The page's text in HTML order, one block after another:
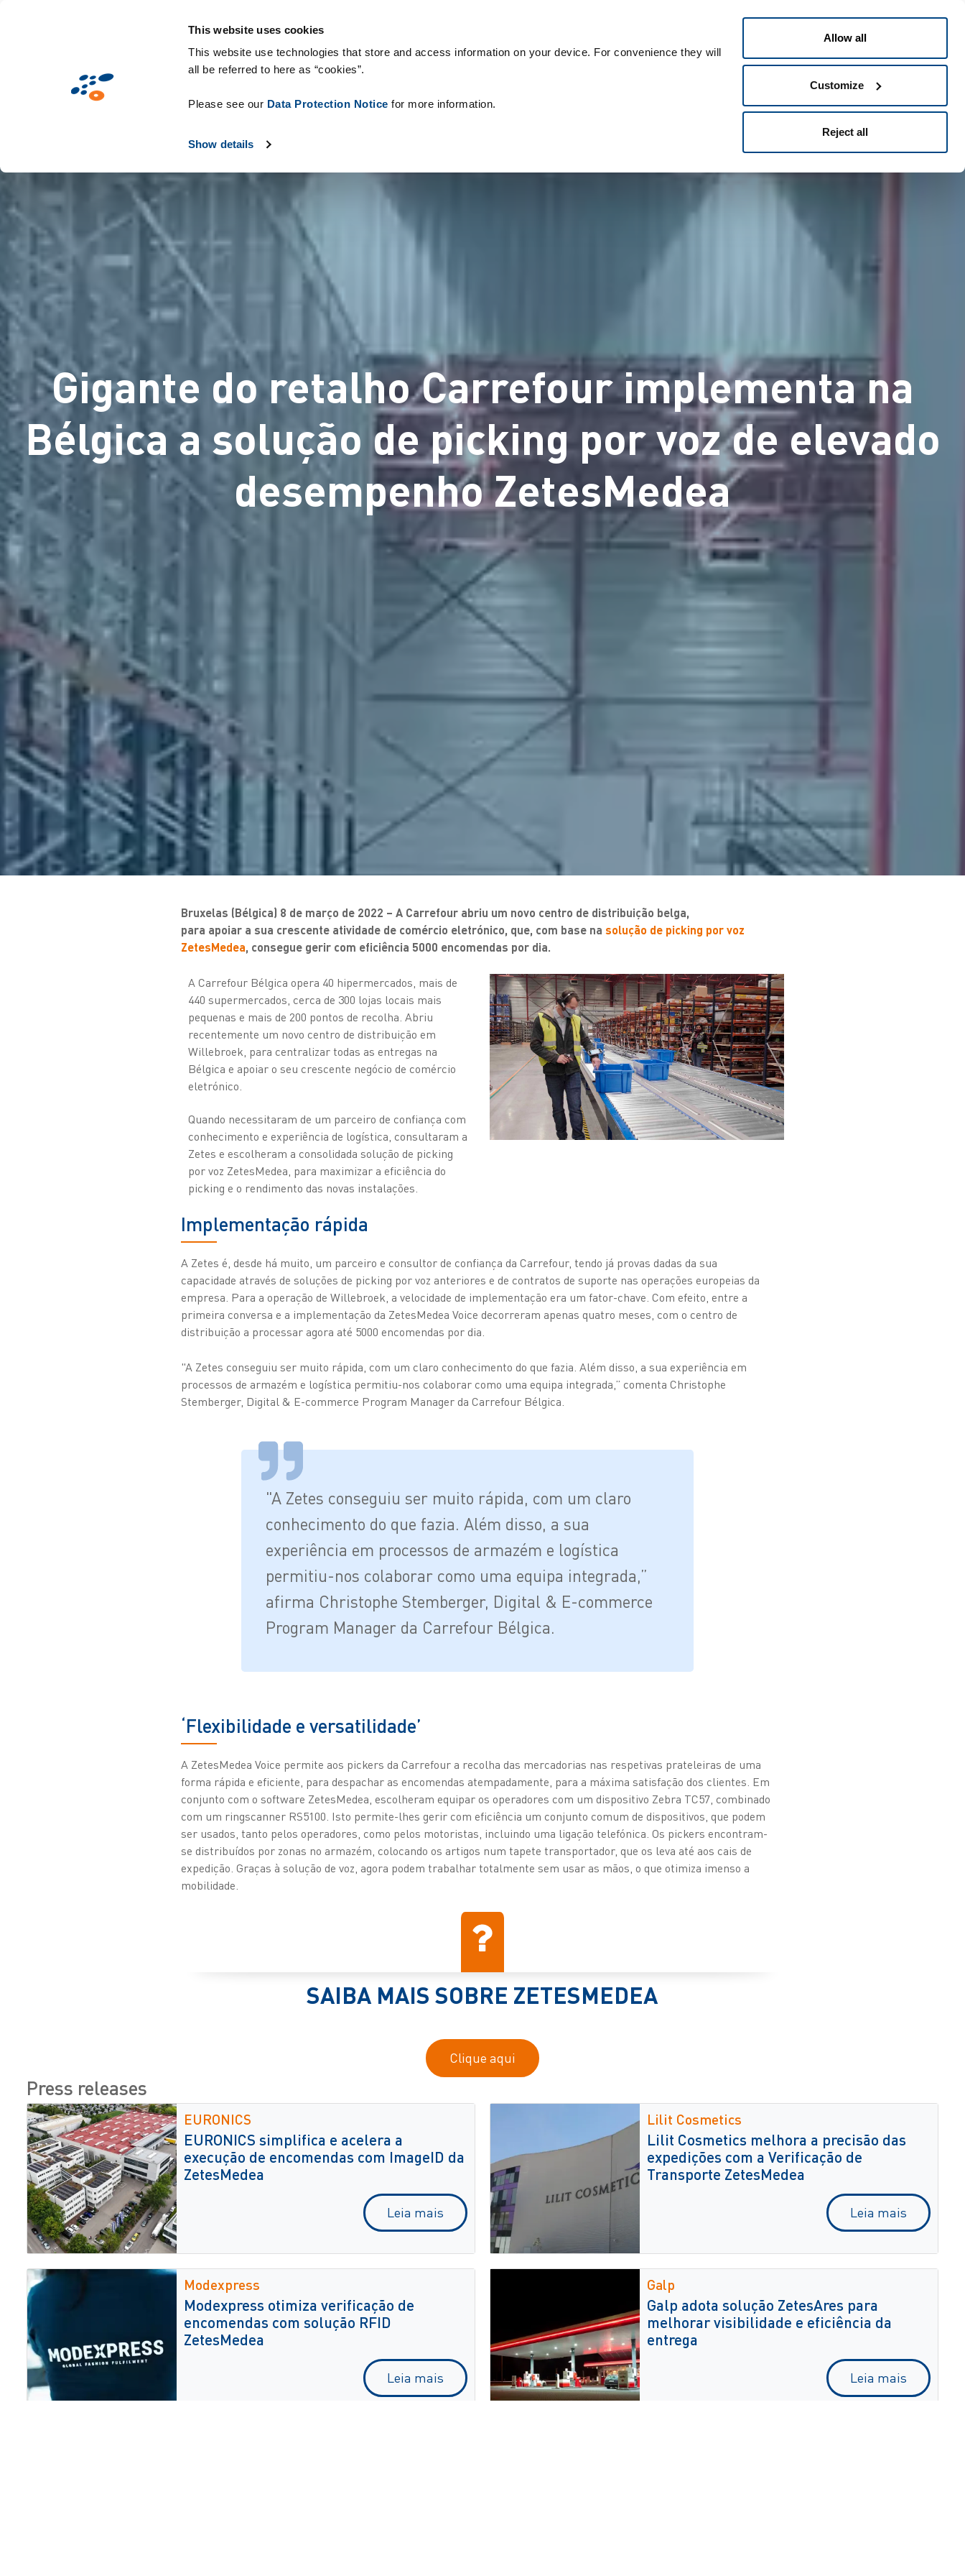
This website uses cookies
This website use technologies that store and access information on your device. For convenience they will
all be referred to here as “cookies”.
Please see our Data Protection Notice for more information.
Show details
Allow all
Customize
Reject all
Mercados Tecnologias e consumíveis
Gigante do retalho Carrefour implementa na
Bélgica a solução de picking por voz de elevado
desempenho ZetesMedea
Bruxelas (Bélgica) 8 de março de 2022 – A Carrefour abriu um novo centro de distribuição belga,
para apoiar a sua crescente atividade de comércio eletrónico, que, com base na solução de picking por voz
ZetesMedea, consegue gerir com eficiência 5000 encomendas por dia.
A Carrefour Bélgica opera 40 hipermercados, mais de
440 supermercados, cerca de 300 lojas locais mais
pequenas e mais de 200 pontos de recolha. Abriu
recentemente um novo centro de distribuição em
Willebroek, para centralizar todas as entregas na
Bélgica e apoiar o seu crescente negócio de comércio
eletrónico.
Quando necessitaram de um parceiro de confiança com
conhecimento e experiência de logística, consultaram a
Zetes e escolheram a consolidada solução de picking
por voz ZetesMedea, para maximizar a eficiência do
picking e o rendimento das novas instalações.
Implementação rápida
A Zetes é, desde há muito, um parceiro e consultor de confiança da Carrefour, tendo já provas dadas da sua
capacidade através de soluções de picking por voz anteriores e de contratos de suporte nas operações europeias da
empresa. Para a operação de Willebroek, a velocidade de implementação era um fator-chave. Com efeito, entre a
primeira conversa e a implementação da ZetesMedea Voice decorreram apenas quatro meses, com o centro de
distribuição a processar agora até 5000 encomendas por dia.
"A Zetes conseguiu ser muito rápida, com um claro conhecimento do que fazia. Além disso, a sua experiência em
processos de armazém e logística permitiu-nos colaborar como uma equipa integrada,” comenta Christophe
Stemberger, Digital & E-commerce Program Manager da Carrefour Bélgica.
"A Zetes conseguiu ser muito rápida, com um claro
conhecimento do que fazia. Além disso, a sua
experiência em processos de armazém e logística
permitiu-nos colaborar como uma equipa integrada,”
afirma Christophe Stemberger, Digital & E-commerce
Program Manager da Carrefour Bélgica.
‘Flexibilidade e versatilidade’
A ZetesMedea Voice permite aos pickers da Carrefour a recolha das mercadorias nas respetivas prateleiras de uma
forma rápida e eficiente, para despachar as encomendas atempadamente, para a máxima satisfação dos clientes. Em
conjunto com o software ZetesMedea, escolheram equipar os operadores com um dispositivo Zebra TC57, combinado
com um ringscanner RS5100. Isto permite-lhes gerir com eficiência um conjunto comum de dispositivos, que podem
ser usados, tanto pelos operadores, como pelos motoristas, incluindo uma ligação telefónica. Os pickers encontram-
se distribuídos por zonas no armazém, colocando os artigos num tapete transportador, que os leva até aos cais de
expedição. Graças à solução de voz, agora podem trabalhar totalmente sem usar as mãos, o que otimiza imenso a
mobilidade.
SAIBA MAIS SOBRE ZETESMEDEA
Clique aqui
Press releases
EURONICS
EURONICS simplifica e acelera a
execução de encomendas com ImageID da
ZetesMedea
Leia mais
Lilit Cosmetics
Lilit Cosmetics melhora a precisão das
expedições com a Verificação de
Transporte ZetesMedea
Leia mais
Modexpress
Modexpress otimiza verificação de
encomendas com solução RFID
ZetesMedea
Leia mais
Galp
Galp adota solução ZetesAres para
melhorar visibilidade e eficiência da
entrega
Leia mais